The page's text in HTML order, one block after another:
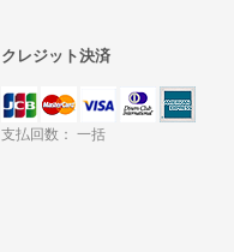
クレジット決済
支払回数： 一括